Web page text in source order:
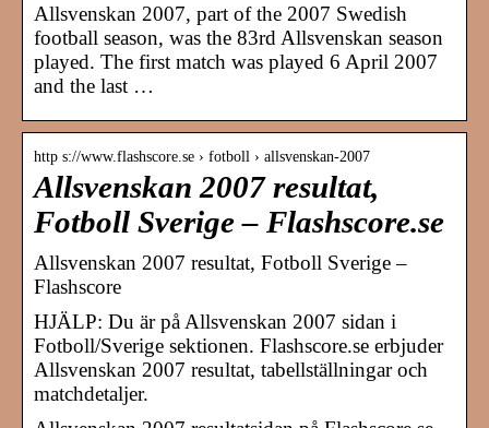
Allsvenskan 2007, part of the 2007 Swedish
football season, was the 83rd Allsvenskan season
played. The first match was played 6 April 2007
and the last …
http s://www.flashscore.se › fotboll › allsvenskan-2007
Allsvenskan 2007 resultat,
Fotboll Sverige – Flashscore.se
Allsvenskan 2007 resultat, Fotboll Sverige –
Flashscore
HJÄLP: Du är på Allsvenskan 2007 sidan i
Fotboll/Sverige sektionen. Flashscore.se erbjuder
Allsvenskan 2007 resultat, tabellställningar och
matchdetaljer.